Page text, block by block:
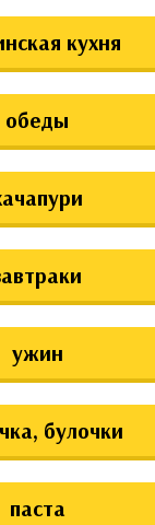
кухня
обеды
ужин
булочки
паста